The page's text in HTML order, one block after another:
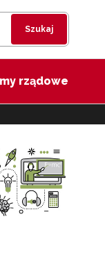
Szukaj
rządowe